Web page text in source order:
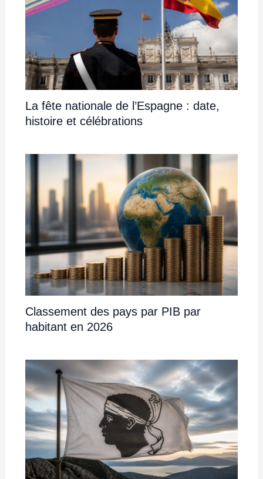
La fête nationale de l’Espagne : date,
histoire et célébrations
Classement des pays par PIB par
habitant en 2026